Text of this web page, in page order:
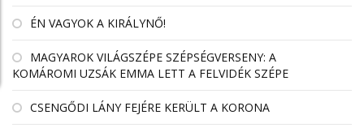
ÉN VAGYOK A KIRÁLYNŐ!
MAGYAROK VILÁGSZÉPE SZÉPSÉGVERSENY: A
KOMÁROMI UZSÁK EMMA LETT A FELVIDÉK SZÉPE
CSENGŐDI LÁNY FEJÉRE KERÜLT A KORONA